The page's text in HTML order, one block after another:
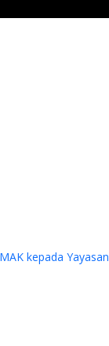
kepada Yayasan